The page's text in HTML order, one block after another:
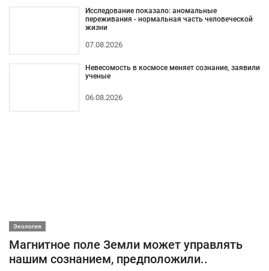
Исследование показало: аномальные
переживания - нормальная часть человеческой
жизни
07.08.2026
Невесомость в космосе меняет сознание, заявили
ученые
06.08.2026
Экология
Магнитное поле Земли может управлять
нашим сознанием, предположили..